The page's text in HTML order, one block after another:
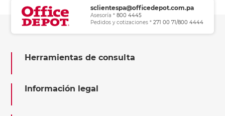
sclientespa@officedepot.com.pa
Asesoría * 800 4445
Pedidos y cotizaciones * 271 00 71/800 4444
Herramientas de consulta
Información legal